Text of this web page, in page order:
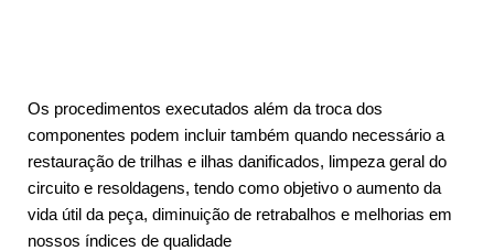
Os procedimentos executados além da troca dos
componentes podem incluir também quando necessário a
restauração de trilhas e ilhas danificados, limpeza geral do
circuito e resoldagens, tendo como objetivo o aumento da
vida útil da peça, diminuição de retrabalhos e melhorias em
nossos índices de qualidade